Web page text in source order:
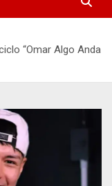
“Omar Algo Anda